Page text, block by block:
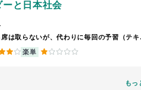
ーと日本社会
ＣＡ。出席は取らないが、代わりに毎回の予習（テキストを読み、指定
楽単 1
もっ